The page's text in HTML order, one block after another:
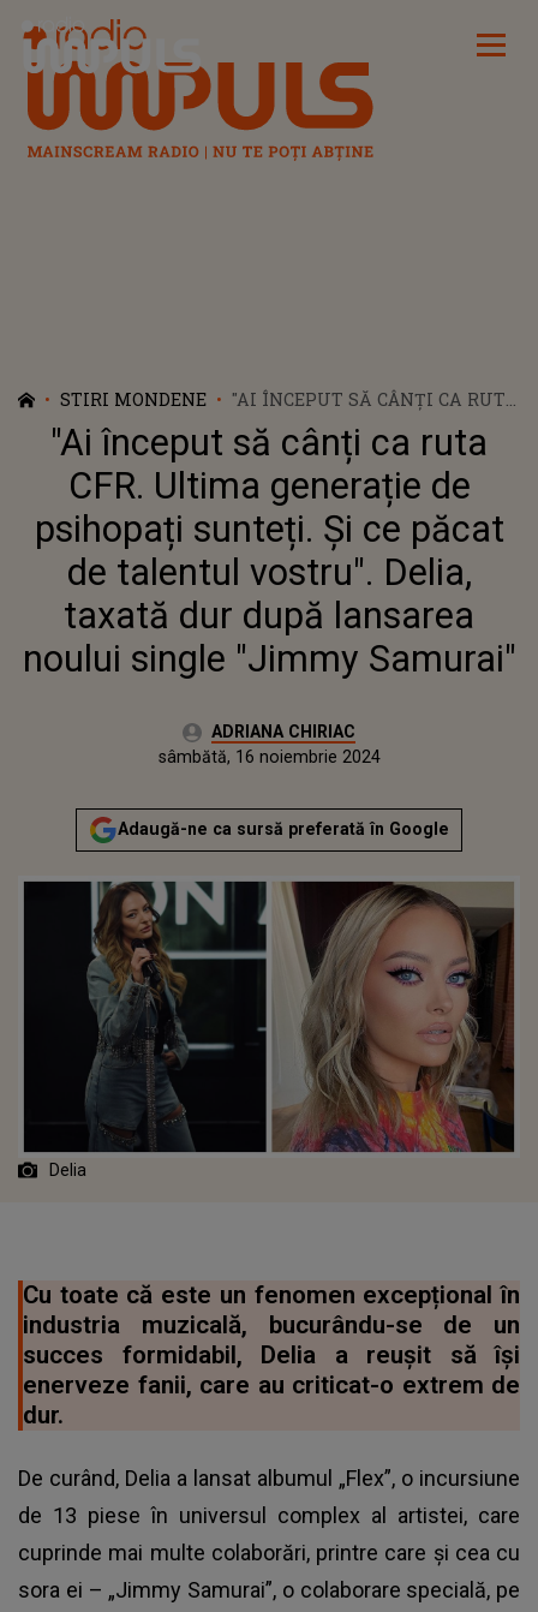
Radio Impuls
STIRI MONDENE
"AI ÎNCEPUT SĂ CÂNȚI CA RUTA
CFR. ULTIMA GENERAȚIE DE
PSIHOPAȚI SUNTEȚI. ȘI CE
PĂCAT DE TALENTUL VOSTRU".
DELIA, TAXATĂ DUR DUPĂ
LANSAREA NOULUI SINGLE
"JIMMY SAMURAI"
"Ai început să cânți ca ruta
CFR. Ultima generație de
psihopați sunteți. Și ce păcat
de talentul vostru". Delia,
taxată dur după lansarea
noului single "Jimmy Samurai"
Autor:ADRIANA CHIRIAC
joi, 16 noiembrie 2023Actualizat:
sâmbătă, 16 noiembrie 2024
Adaugă-ne ca sursă preferată în Google
Delia
Cu toate că este un fenomen excepțional în
industria muzicală, bucurându-se de un
succes formidabil, Delia a reușit să își
enerveze fanii, care au criticat-o extrem de
dur.
De curând, Delia a lansat albumul „Flex”, o incursiune
de 13 piese în universul complex al artistei, care
cuprinde mai multe colaborări, printre care și cea cu
sora ei – „Jimmy Samurai”, o colaborare specială, pe